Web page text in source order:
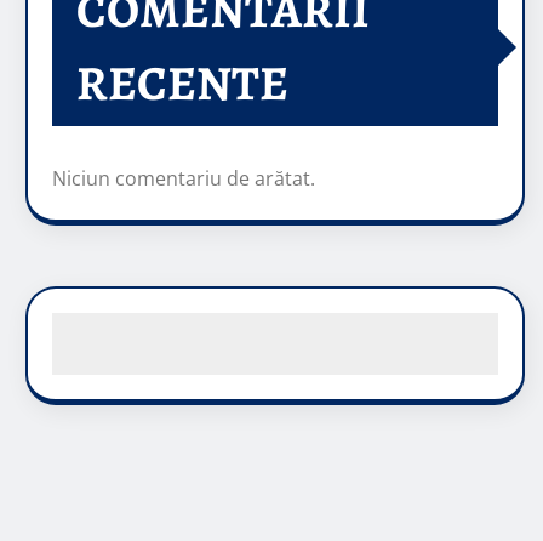
RECENTE
Niciun comentariu de arătat.